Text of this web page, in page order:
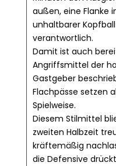
außen, eine Flanke
unhaltbarer
verantwortlich.
Damit ist auch
Angriffsmittel der
Gastgeber
Flachpässe setzen
Spielweise.
Diesem Stilmittel
zweiten Halbzeit
kräftemäßig
die Defensive